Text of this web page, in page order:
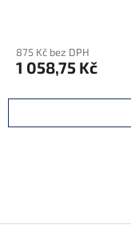
875 Kč bez DPH
1 058,75 Kč